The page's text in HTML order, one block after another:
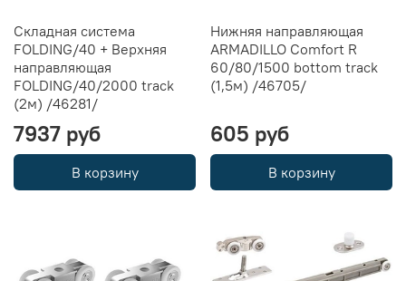
Складная система
FOLDING/40 + Верхняя
направляющая
FOLDING/40/2000 track
(2м) /46281/
7937 руб
В корзину
Нижняя направляющая
ARMADILLO Comfort R
60/80/1500 bottom track
(1,5м) /46705/
605 руб
В корзину